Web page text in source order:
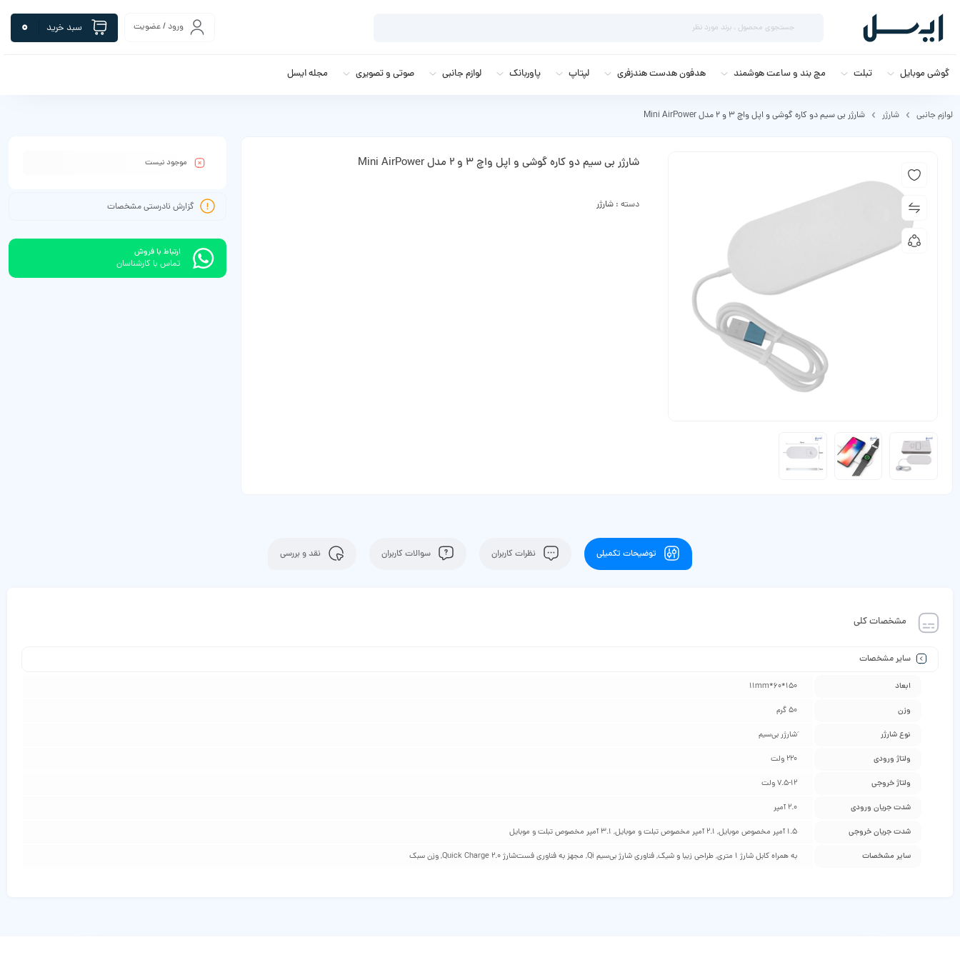
ورود / عضویت سبد خرید 0
گوشی موبایل تبلت مچ بند و ساعت هوشمند هدفون هدست هندزفری لپتاپ پاوربانک لوازم جانبی صوتی و تصویری مجله ایسل
لوازم جانبی شارژر شارژر بی سیم دو کاره گوشی و اپل واچ 3 و 2 مدل Mini AirPower
شارژر بی سیم دو کاره گوشی و اپل واچ 3 و 2 مدل Mini AirPower
دسته : شارژر
موجود نیست
گزارش نادرستی مشخصات
ارتباط با فروش
تماس با کارشناسان
توضیحات تکمیلی نظرات کاربران سوالات کاربران نقد و بررسی
مشخصات کلی
سایر مشخصات
ابعاد 150*60*11mm
وزن 50 گرم
نوع شارژر َشارژر بی‌سیم
ولتاژ ورودی 220 ولت
ولتاژ خروجی 7.5-12 ولت
شدت جریان ورودی 2.0 آمپر
شدت جریان خروجی 1.5 آمپر مخصوص موبایل, 2.1 آمپر مخصوص تبلت و موبایل, 3.1 آمپر مخصوص تبلت و موبایل
سایر مشخصات به همراه کابل شارژ 1 متری, طراحی زیبا و شیک, فناوری شارژ بی‌سیم Qi, مجهز به فناوری فست‌شارژ Quick Charge 2.0, وزن سبک